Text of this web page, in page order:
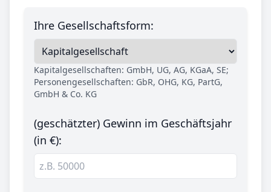
Ihre Gesellschaftsform:
Kapitalgesellschaften: GmbH, UG, AG, KGaA, SE;
Personengesellschaften: GbR, OHG, KG, PartG,
GmbH & Co. KG
(geschätzter) Gewinn im Geschäftsjahr
(in €):